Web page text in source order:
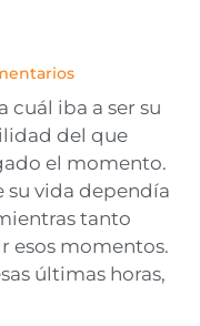
cuál iba a ser su
del que
el momento.
su vida dependía
tanto
esos momentos.
últimas horas,